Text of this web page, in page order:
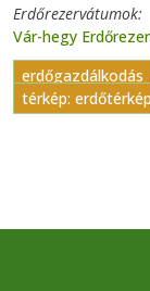
Erdőrezervátumok
Vár-hegy
erdőgazdálkodás
térkép: